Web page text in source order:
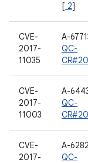
[ 2]
CVE-
2017-
11035
A-
QC-
CVE-
2017-
11003
A-
QC-
CVE-
2017-
A-
QC-